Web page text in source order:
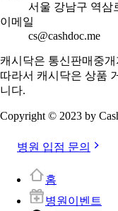
서울 강남구 역삼
이메일
cs@cashdoc.me
캐시닥은 통신판매중
따라서 캐시닥은 상품
니다.
Copyright © 2023 by
병원 입점 문의
홈
병원이벤트